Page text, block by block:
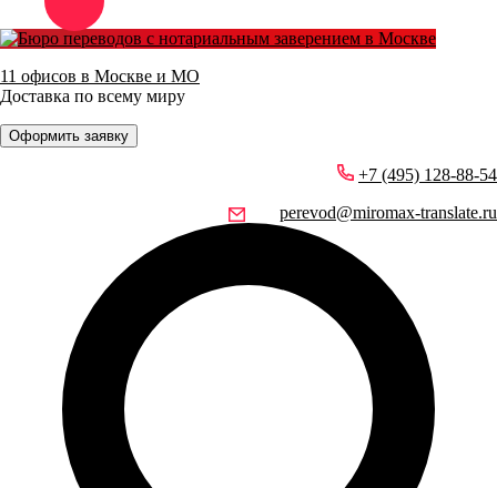
11 офисов в Москве и МО
Доставка по всему миру
Оформить заявку
+7 (495) 128-88-54
perevod@miromax-translate.ru